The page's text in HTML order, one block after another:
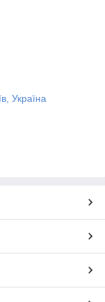
Україна